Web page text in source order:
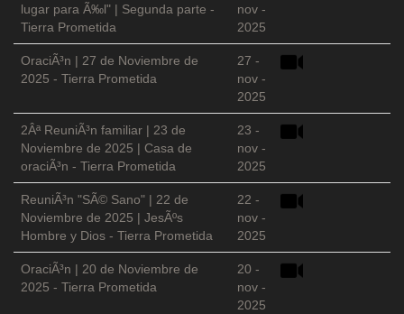
lugar para Ã‰l" | Segunda parte -
Tierra Prometida
nov -
2025
OraciÃ³n | 27 de Noviembre de
2025 - Tierra Prometida
27 -
nov -
2025
2Âª ReuniÃ³n familiar | 23 de
Noviembre de 2025 | Casa de
oraciÃ³n - Tierra Prometida
23 -
nov -
2025
ReuniÃ³n "SÃ© Sano" | 22 de
Noviembre de 2025 | JesÃºs
Hombre y Dios - Tierra Prometida
22 -
nov -
2025
OraciÃ³n | 20 de Noviembre de
2025 - Tierra Prometida
20 -
nov -
2025